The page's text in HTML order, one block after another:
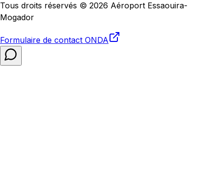
Tous droits réservés © 2026 Aéroport Essaouira-
Mogador
Formulaire de contact ONDA